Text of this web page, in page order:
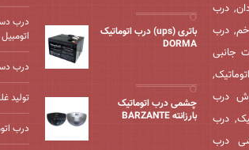
درب
درب
جانبی
درب
درب
درب
باتری (ups) درب اتوماتیک
DORMA
چشمی درب اتوماتیک
بارزانته BARZANTE
درب
اتومبیل
درب
تولید
درب